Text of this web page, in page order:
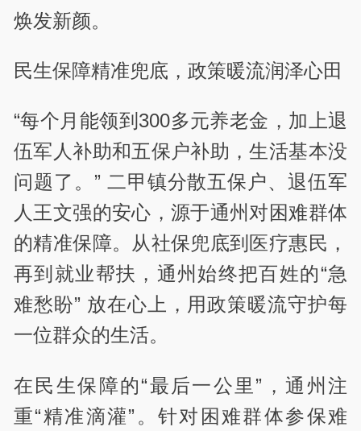
焕发新颜。
民生保障精准兜底，政策暖流润泽心田
“每个月能领到300多元养老金，加上退
伍军人补助和五保户补助，生活基本没
问题了。” 二甲镇分散五保户、退伍军
人王文强的安心，源于通州对困难群体
的精准保障。从社保兜底到医疗惠民，
再到就业帮扶，通州始终把百姓的“急
难愁盼” 放在心上，用政策暖流守护每
一位群众的生活。
在民生保障的“最后一公里”，通州注
重“精准滴灌”。针对困难群体参保难